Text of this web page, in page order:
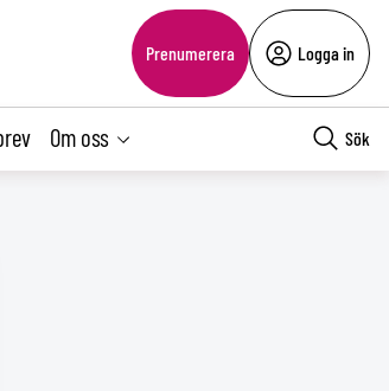
Prenumerera Logga in
Om oss Sök